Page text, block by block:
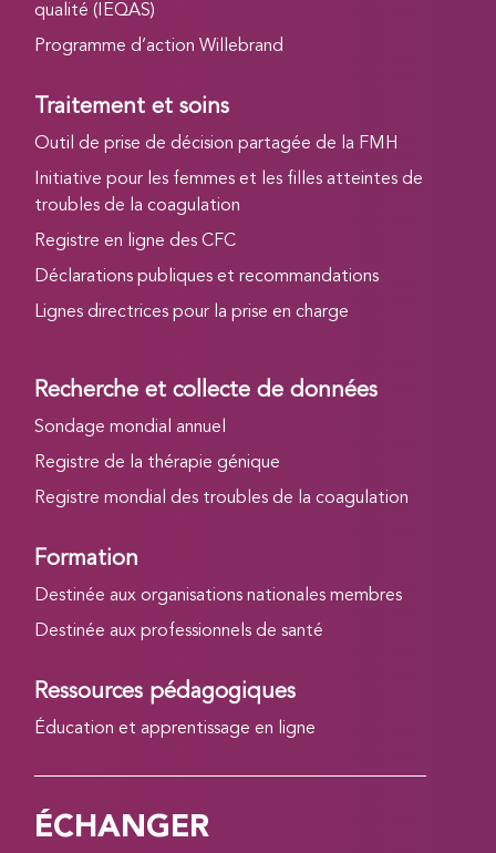
qualité (IEQAS)
Programme d’action Willebrand
Traitement et soins
Outil de prise de décision partagée de la FMH
Initiative pour les femmes et les filles atteintes de
troubles de la coagulation
Registre en ligne des CFC
Déclarations publiques et recommandations
Lignes directrices pour la prise en charge
Recherche et collecte de données
Sondage mondial annuel
Registre de la thérapie génique
Registre mondial des troubles de la coagulation
Formation
Destinée aux organisations nationales membres
Destinée aux professionnels de santé
Ressources pédagogiques
Éducation et apprentissage en ligne
ÉCHANGER